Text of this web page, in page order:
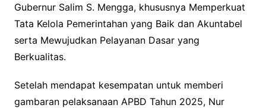
Gubernur Salim S. Mengga, khususnya Memperkuat
Tata Kelola Pemerintahan yang Baik dan Akuntabel
serta Mewujudkan Pelayanan Dasar yang
Berkualitas.
Setelah mendapat kesempatan untuk memberi
gambaran pelaksanaan APBD Tahun 2025, Nur